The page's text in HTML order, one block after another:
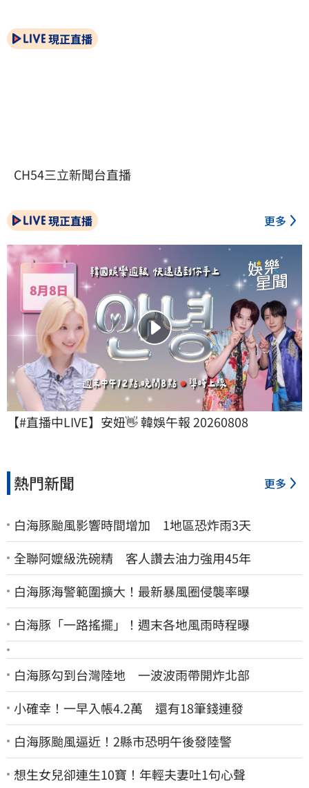
現正直播
CH54三立新聞台直播
現正直播 更多
【#直播中LIVE】安妞👋 韓娛午報 20260808
熱門新聞 更多
白海豚颱風影響時間增加 1地區恐炸雨3天
全聯阿嬤級洗碗精 客人讚去油力強用45年
白海豚海警範圍擴大！最新暴風圈侵襲率曝
白海豚「一路搖擺」！週末各地風雨時程曝
白海豚勾到台灣陸地 一波波雨帶開炸北部
小確幸！一早入帳4.2萬 還有18筆錢連發
白海豚颱風逼近！2縣市恐明午後發陸警
想生女兒卻連生10寶！年輕夫妻吐1句心聲